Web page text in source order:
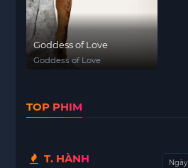
Goddess of Love
Goddess of Love
TOP PHIM
T. HÀNH Ngày